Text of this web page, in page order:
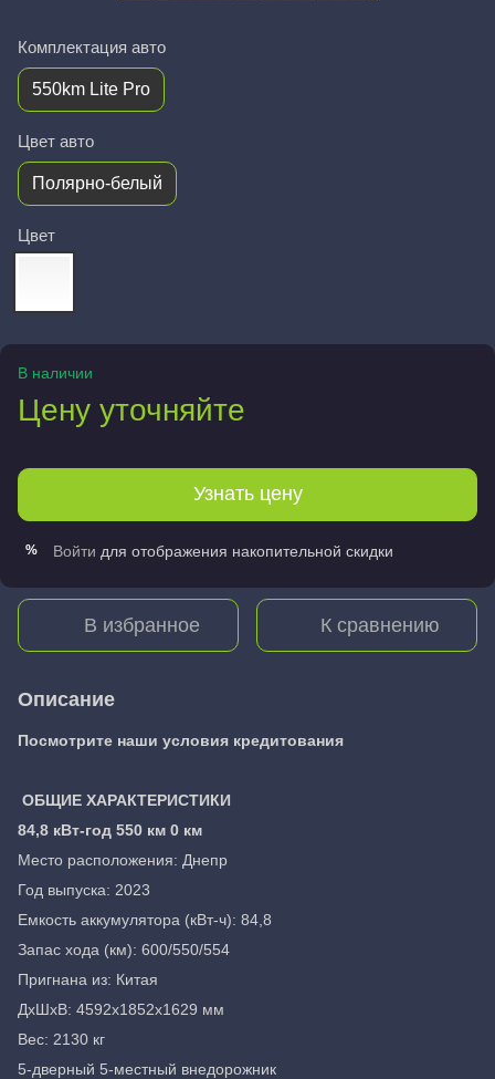
Комплектация авто
550km Lite Pro
Цвет авто
Полярно-белый
Цвет
В наличии
Цену уточняйте
Узнать цену
% Войти для отображения накопительной скидки
В избранное К сравнению
Описание
Посмотрите наши условия кредитования
ОБЩИЕ ХАРАКТЕРИСТИКИ
84,8 кВт-год 550 км 0 км
Место расположения: Днепр
Год выпуска: 2023
Емкость аккумулятора (кВт-ч): 84,8
Запас хода (км): 600/550/554
Пригнана из: Китая
ДхШхВ: 4592x1852x1629 мм
Вес: 2130 кг
5-дверный 5-местный внедорожник